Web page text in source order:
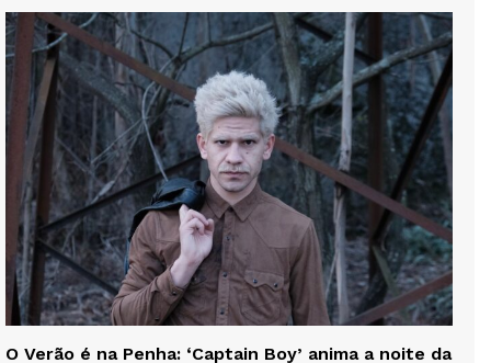
O Verão é na Penha: ‘Captain Boy’ anima a noite da